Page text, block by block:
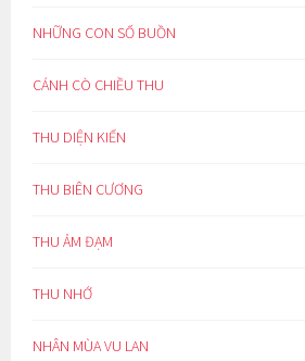
NHỮNG CON SỐ BUỒN
CÁNH CÒ CHIỀU THU
THU DIỆN KIẾN
THU BIÊN CƯƠNG
THU ẢM ĐẠM
THU NHỚ
NHÂN MÙA VU LAN